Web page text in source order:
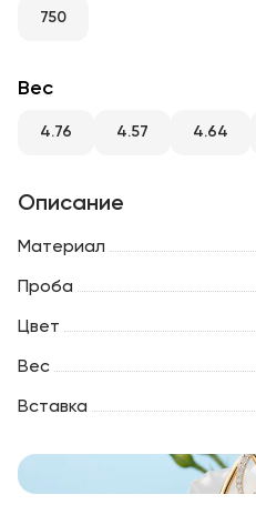
RU
750
Вес
4.76 4.57 4.64
Описание
Материал
Проба
Цвет
Вес
Вставка